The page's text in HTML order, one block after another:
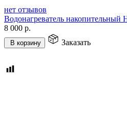
нет отзывов
Водонагреватель накопительный
8 000 р.
В корзину Заказать